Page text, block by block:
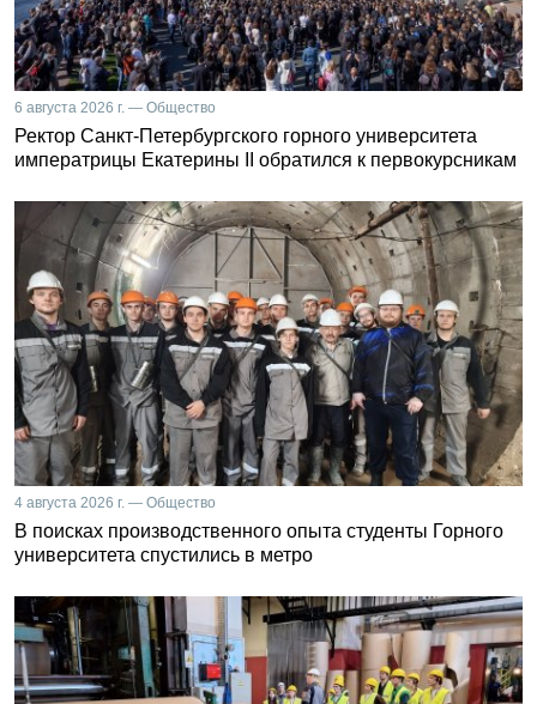
6 августа 2026 г. — Общество
Ректор Санкт-Петербургского горного университета
императрицы Екатерины II обратился к первокурсникам
4 августа 2026 г. — Общество
В поисках производственного опыта студенты Горного
университета спустились в метро